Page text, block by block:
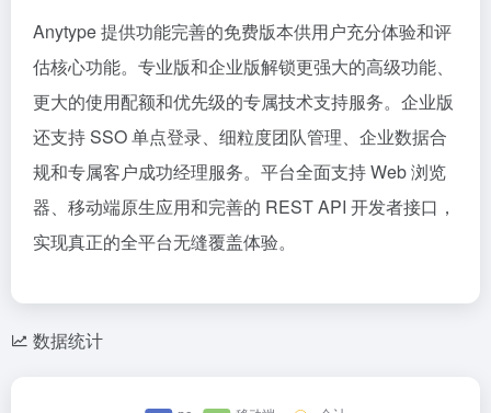
Anytype 提供功能完善的免费版本供用户充分体验和评
估核心功能。专业版和企业版解锁更强大的高级功能、
更大的使用配额和优先级的专属技术支持服务。企业版
还支持 SSO 单点登录、细粒度团队管理、企业数据合
规和专属客户成功经理服务。平台全面支持 Web 浏览
器、移动端原生应用和完善的 REST API 开发者接口，
实现真正的全平台无缝覆盖体验。
数据统计